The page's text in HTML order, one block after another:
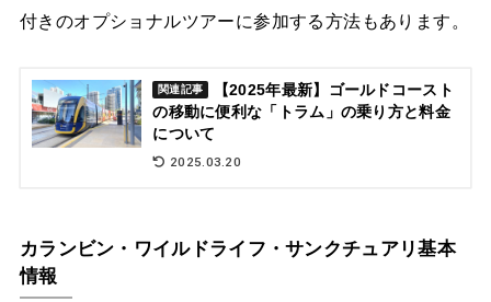
付きのオプショナルツアーに参加する方法もあります。
関連記事
【2025年最新】ゴールドコースト
の移動に便利な「トラム」の乗り方と料金
について
2025.03.20
カランビン・ワイルドライフ・サンクチュアリ基本
情報